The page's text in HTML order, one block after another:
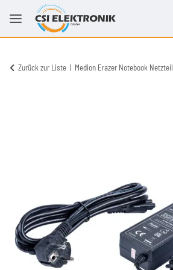
Zurück zur Liste Medion Erazer Notebook Netzteil